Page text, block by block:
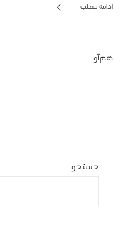
ادامه مطلب
هم‌آوا
جستجو